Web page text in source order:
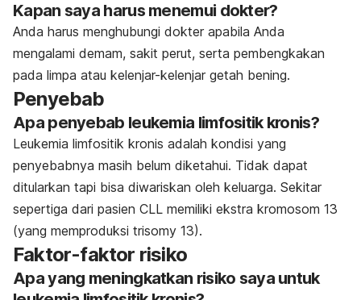
Kapan saya harus menemui dokter?
Anda harus menghubungi dokter apabila Anda
mengalami demam, sakit perut, serta pembengkakan
pada limpa atau kelenjar-kelenjar getah bening.
Penyebab
Apa penyebab leukemia limfositik kronis?
Leukemia limfositik kronis adalah kondisi yang
penyebabnya masih belum diketahui. Tidak dapat
ditularkan tapi bisa diwariskan oleh keluarga. Sekitar
sepertiga dari pasien CLL memiliki ekstra kromosom 13
(yang memproduksi trisomy 13).
Faktor-faktor risiko
Apa yang meningkatkan risiko saya untuk